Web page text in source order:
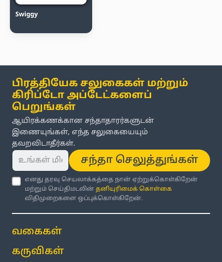
Swiggy
பிரத்தியேக சலுகைகள் மற்றும்
கிரிப்டோ அப்டேட்களைப்
பெறுங்கள்
ஆயிரக்கணக்கான சந்தாதாரர்களுடன்
இணையுங்கள், எந்த சலுகையையும்
தவறவிடாதீர்கள்.
சந்தா செலுத்துங்கள்
எனது தரவு செயலாக்கத்தை நான் ஏற்றுக்கொள்கிறேன்
மற்றும் செய்திமடலின்தனியுரிமைக் கொள்கை
விதிமுறைகளை ஒப்புக்கொள்கிறேன்.
வகைகள்
கருவிகள்